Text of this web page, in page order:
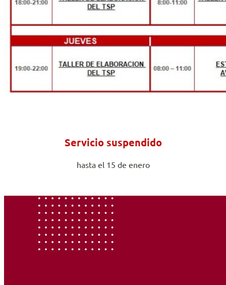
Servicio suspendido
hasta el 15 de enero